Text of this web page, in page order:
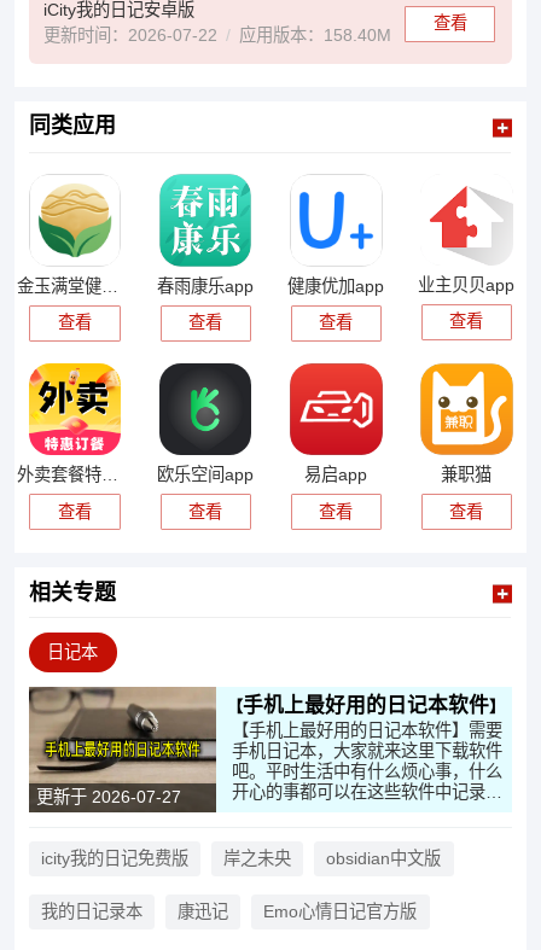
iCity我的日记安卓版
更新时间：2026-07-22
应用版本：158.40M
查看
同类应用
金玉满堂健康app
查看
春雨康乐app
查看
健康优加app
查看
业主贝贝app
查看
外卖套餐特惠app
查看
欧乐空间app
查看
易启app
查看
兼职猫
查看
相关专题
日记本
更新于 2026-07-27
手机上最好用的日记本软件
【手机上最好用的日记本软件】需要
手机日记本，大家就来这里下载软件
吧。平时生活中有什么烦心事，什么
开心的事都可以在这些软件中记录，
这些日记本支持加密功能，需要输入
快来这里下载比较好用的软件试试
吧！
icity我的日记免费版 岸之未央 obsidian中文版
我的日记录本 康迅记 Emo心情日记官方版